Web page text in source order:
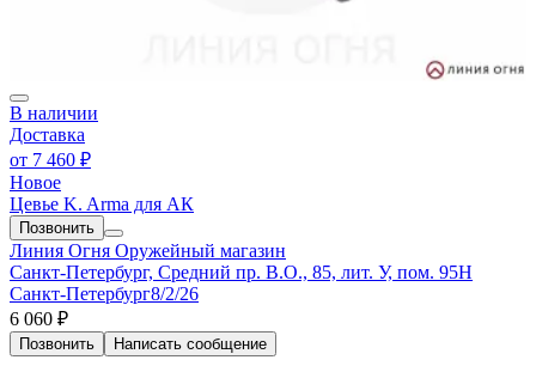
В наличии
Доставка
от 7 460 ₽
Новое
Цевье K. Arma для АК
Позвонить
Линия Огня Оружейный магазин
Санкт-Петербург, Средний пр. В.О., 85, лит. У, пом. 95Н
Санкт-Петербург8/2/26
6 060 ₽
Позвонить Написать сообщение